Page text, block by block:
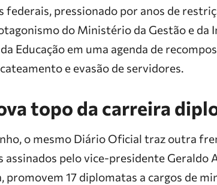
federais, pressionado por anos de
do Ministério da Gestão e da
Educação em uma agenda de
e evasão de servidores.
topo da carreira
o mesmo Diário Oficial traz outra
assinados pelo vice-presidente Geraldo
promovem 17 diplomatas a cargos de